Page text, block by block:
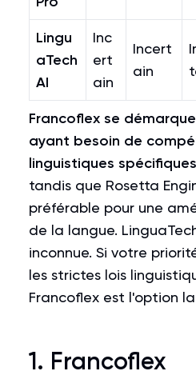
Lingu
aTech
AI
Inc
ert
ain
Incert
ain
Francoflex se
ayant besoin de
linguistiques
tandis que Rosetta
préférable pour une
de la langue.
inconnue. Si votre
les strictes lois
Francoflex est l'option
1. Francoflex